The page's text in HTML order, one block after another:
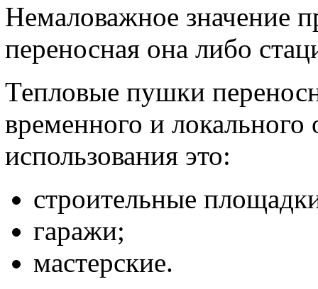
Немаловажное значение
переносная она либо
Тепловые пушки
временного и
использования это:
строительные
гаражи;
мастерские.